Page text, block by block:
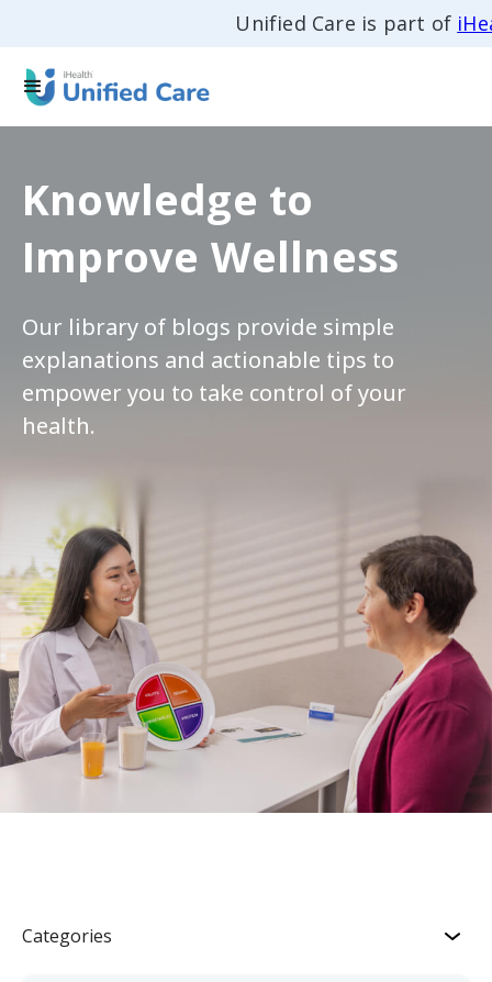
Unified Care is part of
Knowledge to
Improve Wellness
Our library of blogs provide simple
explanations and actionable tips to
empower you to take control of your
health.
Categories